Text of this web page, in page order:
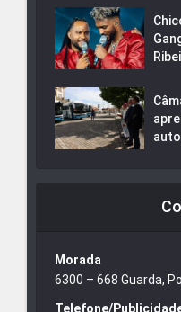
Morada
6300 – 668 Guarda,
Telefone/